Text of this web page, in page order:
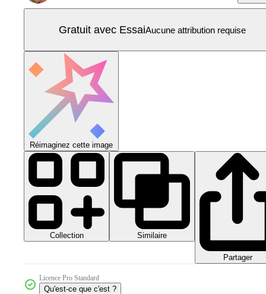
Gratuit avec EssaiAucune attribution requise
Réimaginez cette image
Collection Similaire
Partager
Licence Pro Standard
Qu'est-ce que c'est ?